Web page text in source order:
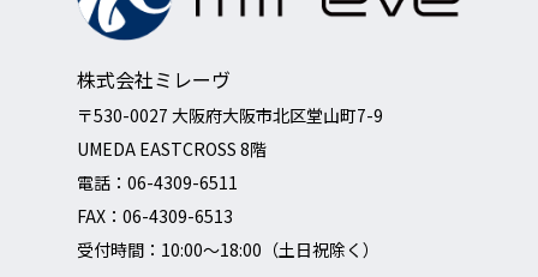
株式会社ミレーヴ
〒530-0027 大阪府大阪市北区堂山町7-9
UMEDA EASTCROSS 8階
電話： 06-4309-6511
FAX：06-4309-6513
受付時間：10:00～18:00（土日祝除く）